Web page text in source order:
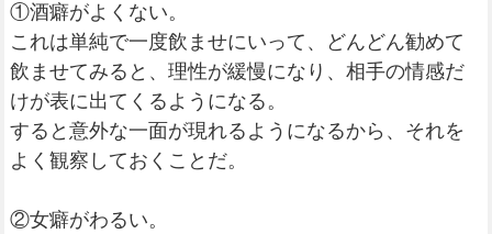
①酒癖がよくない。
これは単純で一度飲ませにいって、どんどん勧めて
飲ませてみると、理性が緩慢になり、相手の情感だ
けが表に出てくるようになる。
すると意外な一面が現れるようになるから、それを
よく観察しておくことだ。
②女癖がわるい。